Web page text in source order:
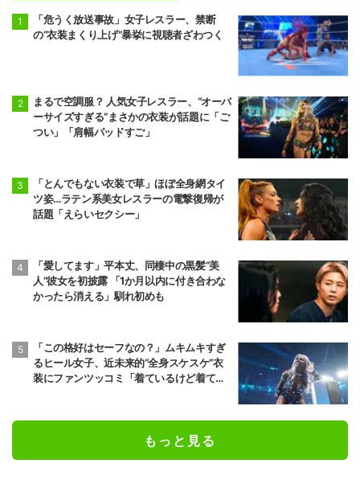
「危うく放送事故」女子レスラー、禁断
の“衣装まくり上げ”暴挙に視聴者ざわつく
まるで空調服？ 人気女子レスラー、“オーバ
ーサイズすぎる”まさかの衣装が話題に「ご
つい」「肩幅パッドすご」
「とんでもない衣装で草」ほぼ全身網タイ
ツ姿…ラテン系美女レスラーの電撃復帰が
話題「えらいセクシー」
「愛してます」平本丈、同棲中の黒髪“美
人”彼女を初披露 「1か月以内に付き合わな
かったら消える」馴れ初めも
「この格好はセーフなの？」ムキムキすぎ
るヒール女子、近未来的“全身スケスケ”衣
装にファンツッコミ「着ているけど着てい
もっと見る